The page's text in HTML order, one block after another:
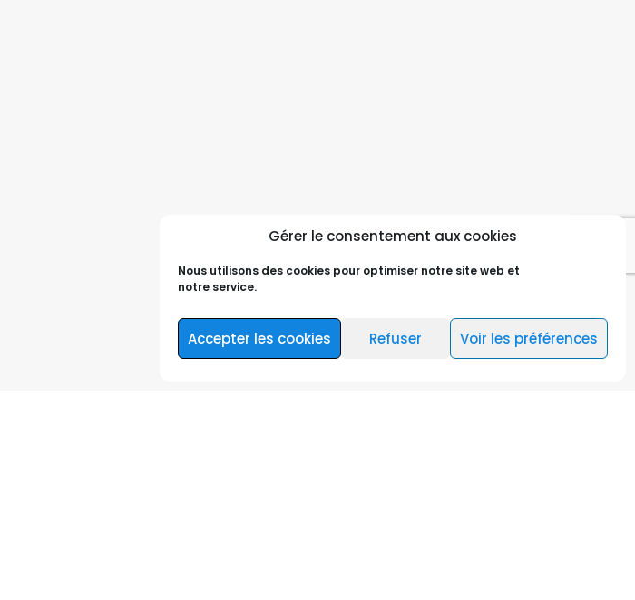
Gérer le consentement aux cookies
Nous utilisons des cookies pour optimiser notre site web et
notre service.
Accepter les cookies Refuser Voir les préférences